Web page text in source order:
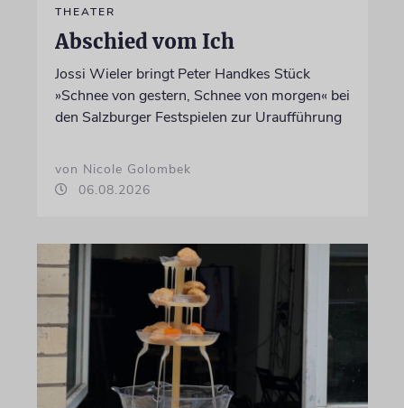
THEATER
Abschied vom Ich
Jossi Wieler bringt Peter Handkes Stück
»Schnee von gestern, Schnee von morgen« bei
den Salzburger Festspielen zur Uraufführung
von Nicole Golombek
06.08.2026